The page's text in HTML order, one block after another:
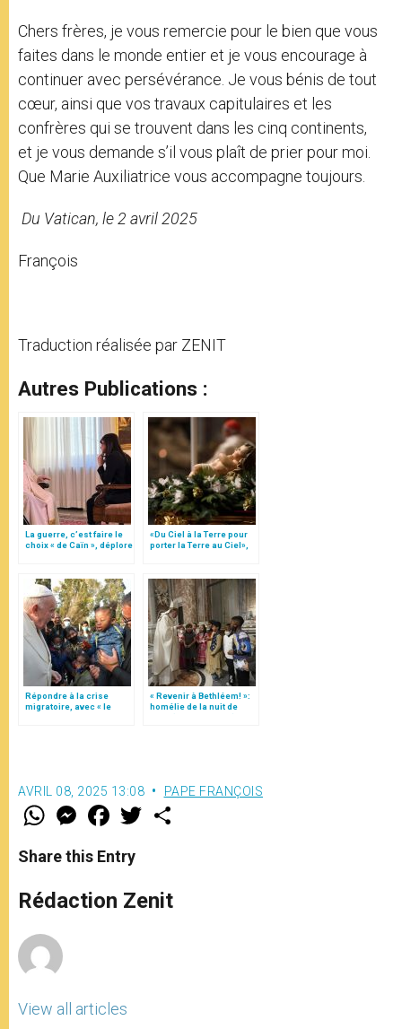
Chers frères, je vous remercie pour le bien que vous
faites dans le monde entier et je vous encourage à
continuer avec persévérance. Je vous bénis de tout
cœur, ainsi que vos travaux capitulaires et les
confrères qui se trouvent dans les cinq continents,
et je vous demande s’il vous plaît de prier pour moi.
Que Marie Auxiliatrice vous accompagne toujours.
Du Vatican, le 2 avril 2025
François
Traduction réalisée par ZENIT
Autres Publications :
La guerre, c’est faire le
choix « de Caïn », déplore
«Du Ciel à la Terre pour
porter la Terre au Ciel»,
Répondre à la crise
migratoire, avec « le
« Revenir à Bethléem! »:
homélie de la nuit de
Noël (texte complet)
AVRIL 08, 2025 13:08 PAPE FRANÇOIS
W
t
s
p
p
M
e
s
e
g
e
F
a
e
b
o
k
w
r
Share this Entry
Rédaction Zenit
View all articles